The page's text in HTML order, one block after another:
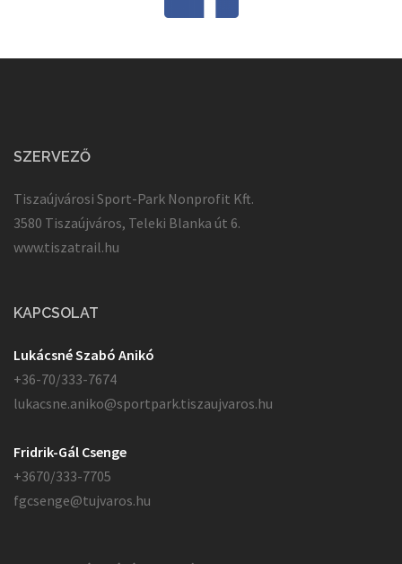
SZERVEZŐ
Tiszaújvárosi Sport-Park Nonprofit Kft.
3580 Tiszaújváros, Teleki Blanka út 6.
www.tiszatrail.hu
KAPCSOLAT
Lukácsné Szabó Anikó
+36-70/333-7674
lukacsne.aniko@sportpark.tiszaujvaros.hu
Fridrik-Gál Csenge
+3670/333-7705
fgcsenge@tujvaros.hu